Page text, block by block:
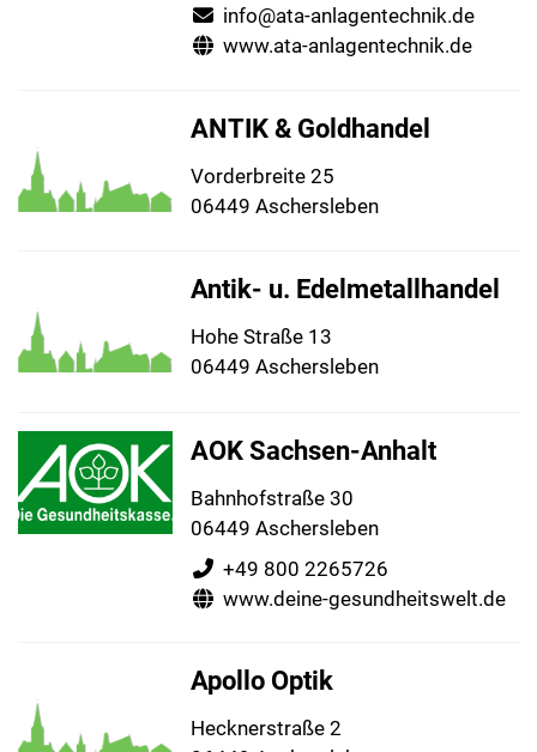
info@ata-anlagentechnik.de
www.ata-anlagentechnik.de
ANTIK & Goldhandel
Vorderbreite 25
06449 Aschersleben
Antik- u. Edelmetallhandel
Hohe Straße 13
06449 Aschersleben
AOK Sachsen-Anhalt
Bahnhofstraße 30
06449 Aschersleben
+49 800 2265726
www.deine-gesundheitswelt.de
Apollo Optik
Hecknerstraße 2